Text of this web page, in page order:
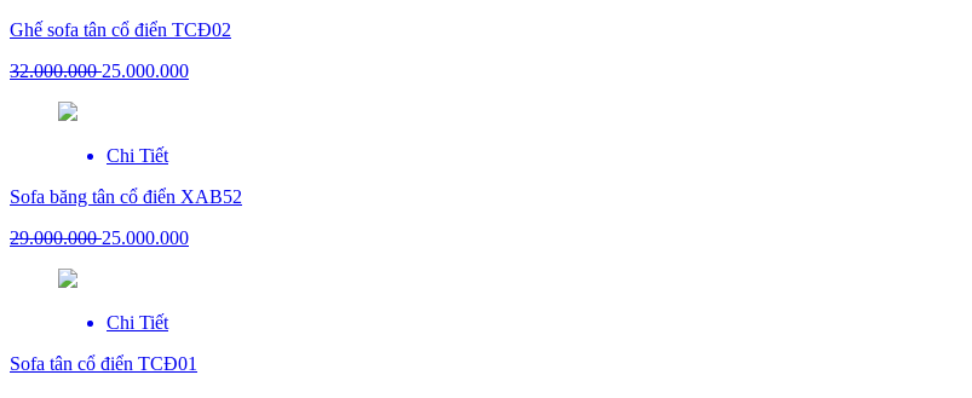
Ghế sofa tân cổ điển TCĐ02
32.000.00025.000.000
Chi Tiết
Sofa băng tân cổ điển XAB52
29.000.00025.000.000
Chi Tiết
Sofa tân cổ điển TCĐ01